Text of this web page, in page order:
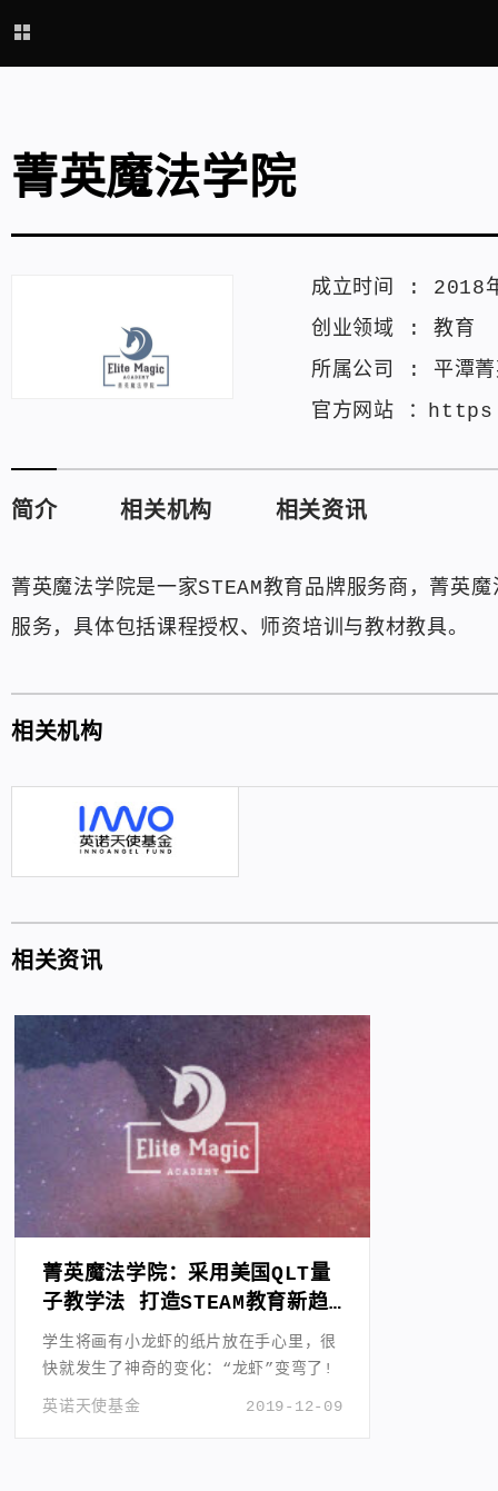
菁英魔法学院
成立时间 : 2018
创业领域 : 教育
所属公司 : 平潭
官方网站 ：
简介 相关机构 相关资讯
菁英魔法学院是一家STEAM教育品牌服务商，菁英
服务，具体包括课程授权、师资培训与教材教具。
相关机构
相关资讯
菁英魔法学院：采用美国QLT量
子教学法 打造STEAM教育新趋
势
学生将画有小龙虾的纸片放在手心里，很
快就发生了神奇的变化：“龙虾”变弯了!
2019-12-09
英诺天使基金